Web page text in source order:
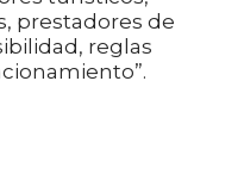
prestadores de
reglas